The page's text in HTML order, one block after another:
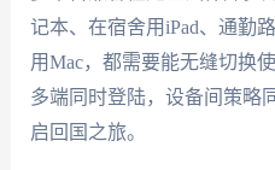
记本、在宿舍用iPad、通勤
用Mac，都需要能无缝切换
多端同时登陆，设备间策略
启回国之旅。